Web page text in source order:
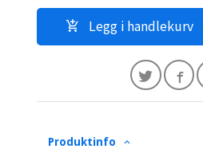
Legg i handlekurv
Produktinfo